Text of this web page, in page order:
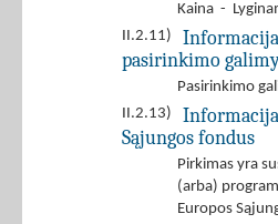
Kaina -
II.2.11)
pasirinkimo
Pasirinkimo
II.2.13)
Sąjungos fondus
Pirkimas yra
(arba)
Europos